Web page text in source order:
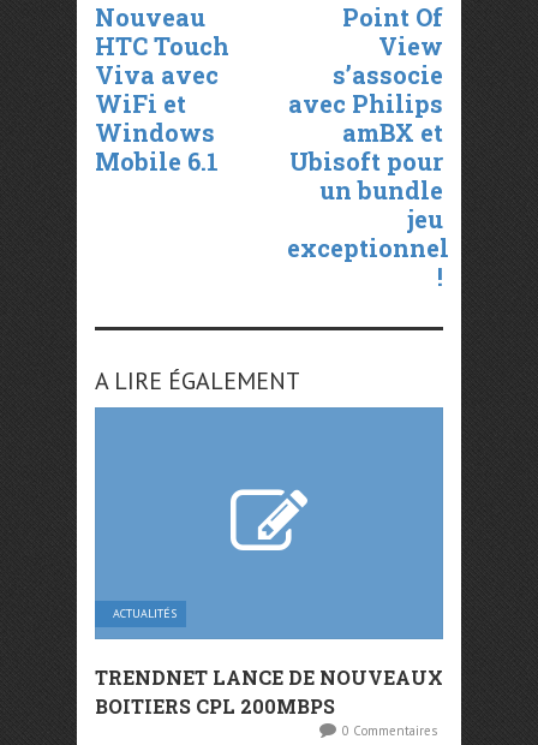
Nouveau
HTC Touch
Viva avec
WiFi et
Windows
Mobile 6.1
Point Of
View
s’associe
avec Philips
amBX et
Ubisoft pour
un bundle
jeu
exceptionnel
!
A LIRE ÉGALEMENT
ACTUALITÉS
TRENDNET LANCE DE NOUVEAUX
BOITIERS CPL 200MBPS
0 Commentaires